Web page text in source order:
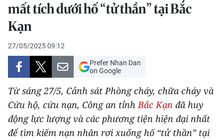
CHÍNH TRỊ
KINH TẾ
VĂN HÓA
XÃ HỘI
PHÁP LUẬT
DU LỊCH
mất tích dưới hố “tử thần” tại Bắc
Kạn
27/05/2025 09:12
Prefer Nhan Dan
on Google
Từ sáng 27/5, Cảnh sát Phòng cháy, chữa cháy và
Cứu hộ, cứu nạn, Công an tỉnhBắc Kạn đã huy
động lực lượng và các phương tiện hiện đại nhất
để tìm kiếm nạn nhân rơi xuống hố “tử thần” tại